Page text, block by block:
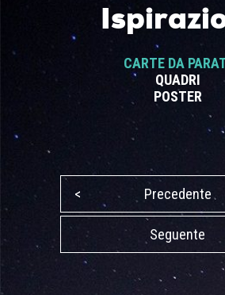
CARTE DA
QUADRI
POSTER
< Precedente
Seguente